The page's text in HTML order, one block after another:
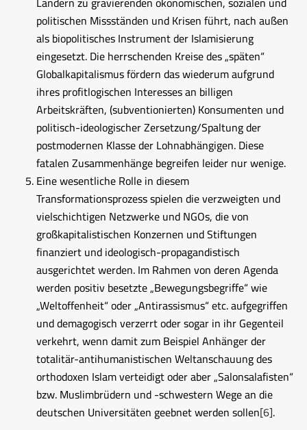
politischen Missständen und Krisen führt, nach außen
als biopolitisches Instrument der Islamisierung
eingesetzt. Die herrschenden Kreise des „späten“
Globalkapitalismus fördern das wiederum aufgrund
ihres profitlogischen Interesses an billigen
Arbeitskräften, (subventionierten) Konsumenten und
politisch-ideologischer Zersetzung/Spaltung der
postmodernen Klasse der Lohnabhängigen. Diese
fatalen Zusammenhänge begreifen leider nur wenige.
Eine wesentliche Rolle in diesem
Transformationsprozess spielen die verzweigten und
vielschichtigen Netzwerke und NGOs, die von
großkapitalistischen Konzernen und Stiftungen
finanziert und ideologisch-propagandistisch
ausgerichtet werden. Im Rahmen von deren Agenda
werden positiv besetzte „Bewegungsbegriffe“ wie
„Weltoffenheit“ oder „Antirassismus“ etc. aufgegriffen
und demagogisch verzerrt oder sogar in ihr Gegenteil
verkehrt, wenn damit zum Beispiel Anhänger der
totalitär-antihumanistischen Weltanschauung des
orthodoxen Islam verteidigt oder aber „Salonsalafisten“
bzw. Muslimbrüdern und -schwestern Wege an die
deutschen Universitäten geebnet werden sollen[6].